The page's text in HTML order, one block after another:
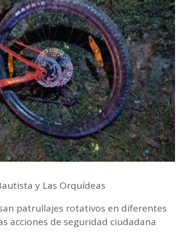
y Las Orquídeas
patrullajes rotativos en diferentes
acciones de seguridad ciudadana